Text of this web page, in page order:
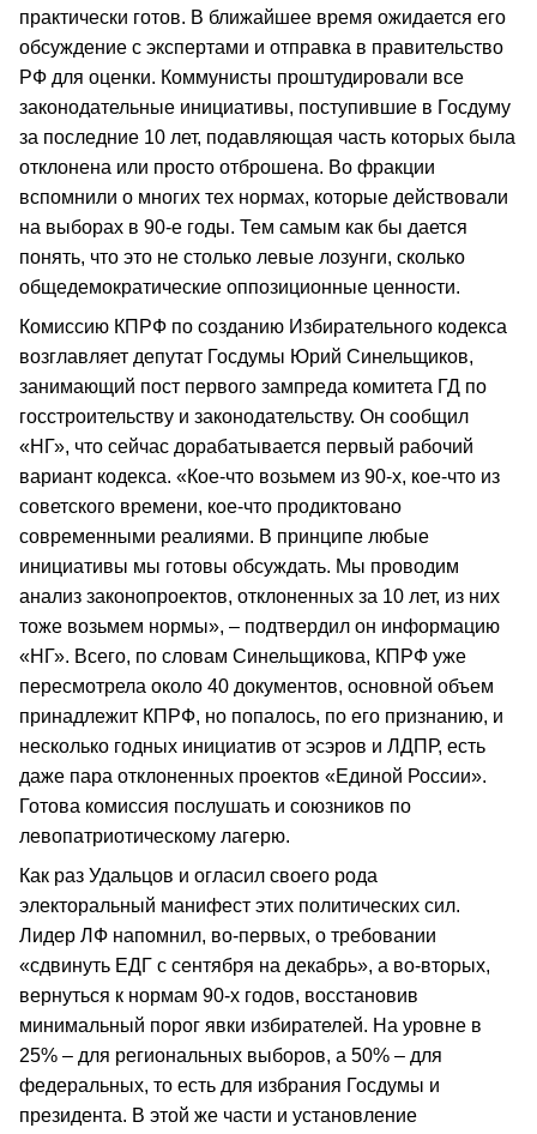
практически готов. В ближайшее время ожидается его
обсуждение с экспертами и отправка в правительство
РФ для оценки. Коммунисты проштудировали все
законодательные инициативы, поступившие в Госдуму
за последние 10 лет, подавляющая часть которых была
отклонена или просто отброшена. Во фракции
вспомнили о многих тех нормах, которые действовали
на выборах в 90-е годы. Тем самым как бы дается
понять, что это не столько левые лозунги, сколько
общедемократические оппозиционные ценности.
Комиссию КПРФ по созданию Избирательного кодекса
возглавляет депутат Госдумы Юрий Синельщиков,
занимающий пост первого зампреда комитета ГД по
госстроительству и законодательству. Он сообщил
«НГ», что сейчас дорабатывается первый рабочий
вариант кодекса. «Кое-что возьмем из 90-х, кое-что из
советского времени, кое-что продиктовано
современными реалиями. В принципе любые
инициативы мы готовы обсуждать. Мы проводим
анализ законопроектов, отклоненных за 10 лет, из них
тоже возьмем нормы», – подтвердил он информацию
«НГ». Всего, по словам Синельщикова, КПРФ уже
пересмотрела около 40 документов, основной объем
принадлежит КПРФ, но попалось, по его признанию, и
несколько годных инициатив от эсэров и ЛДПР, есть
даже пара отклоненных проектов «Единой России».
Готова комиссия послушать и союзников по
левопатриотическому лагерю.
Как раз Удальцов и огласил своего рода
электоральный манифест этих политических сил.
Лидер ЛФ напомнил, во-первых, о требовании
«сдвинуть ЕДГ с сентября на декабрь», а во-вторых,
вернуться к нормам 90-х годов, восстановив
минимальный порог явки избирателей. На уровне в
25% – для региональных выборов, а 50% – для
федеральных, то есть для избрания Госдумы и
президента. В этой же части и установление